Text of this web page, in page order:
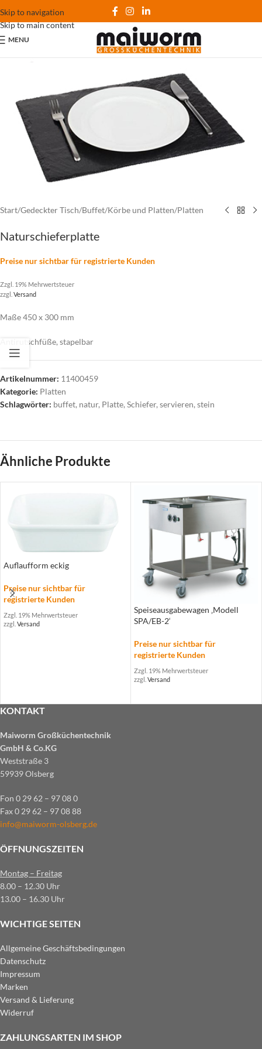
Skip to navigation
Skip to main content
MENU
Start/Gedeckter Tisch/Buffet/Körbe und Platten/Platten
Naturschieferplatte
Preise nur sichtbar für registrierte Kunden
Zzgl. 19% Mehrwertsteuer
zzgl. Versand
Maße 450 x 300 mm
Antirutschfüße, stapelbar
Artikelnummer: 11400459
Kategorie: Platten
Schlagwörter: buffet, natur, Platte, Schiefer, servieren, stein
Ähnliche Produkte
Auflaufform eckig
Preise nur sichtbar für
registrierte Kunden
Zzgl. 19% Mehrwertsteuer
zzgl. Versand
Speiseausgabewagen ‚Modell
SPA/EB-2‘
Preise nur sichtbar für
registrierte Kunden
Zzgl. 19% Mehrwertsteuer
zzgl. Versand
KONTAKT
Maiworm Großküchentechnik
GmbH & Co.KG
Weststraße 3
59939 Olsberg
Fon 0 29 62 – 97 08 0
Fax 0 29 62 – 97 08 88
info@maiworm-olsberg.de
ÖFFNUNGSZEITEN
Montag – Freitag
8.00 – 12.30 Uhr
13.00 – 16.30 Uhr
WICHTIGE SEITEN
Allgemeine Geschäftsbedingungen
Datenschutz
Impressum
Marken
Versand & Lieferung
Widerruf
ZAHLUNGSARTEN IM SHOP